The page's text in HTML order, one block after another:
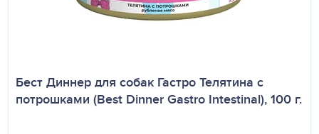
Бест Диннер для собак Гастро Телятина с
потрошками (Best Dinner Gastro Intestinal), 100 г.